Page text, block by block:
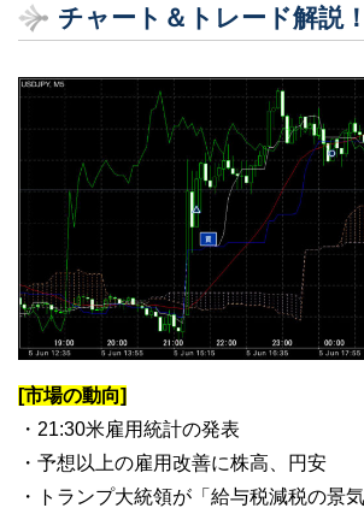
チャート＆トレード解説！
[市場の動向]
・21:30米雇用統計の発表
・予想以上の雇用改善に株高、円安
・トランプ大統領が「給与税減税の景